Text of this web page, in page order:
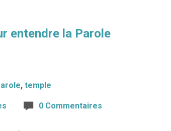
entendre la Parole
, temple
0 Commentaires